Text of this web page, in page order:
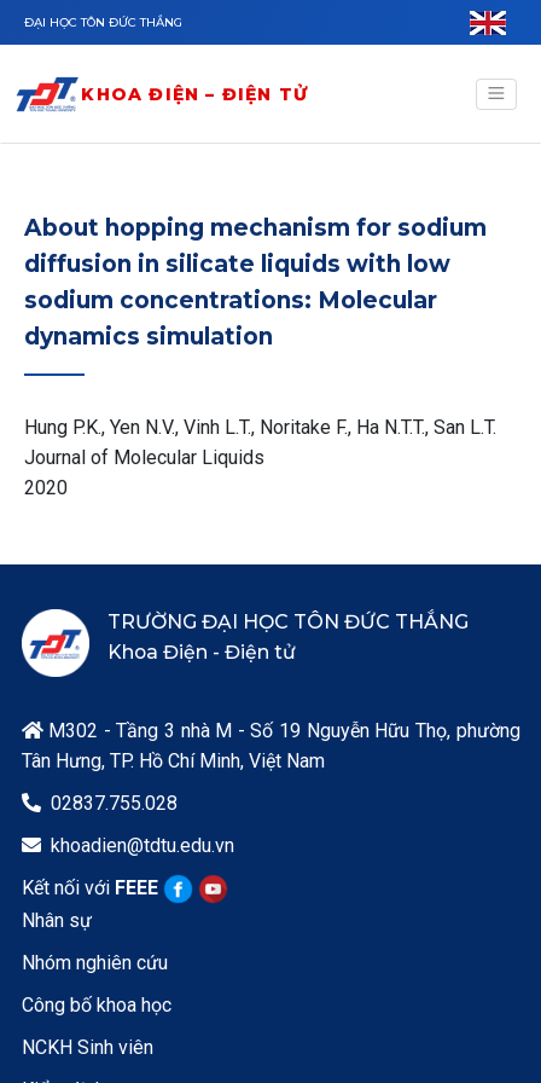
Nhảy đến nội dung
ĐẠI HỌC TÔN ĐỨC THẮNG
KHOA ĐIỆN – ĐIỆN TỬ
About hopping mechanism for sodium
diffusion in silicate liquids with low
sodium concentrations: Molecular
dynamics simulation
Hung P.K., Yen N.V., Vinh L.T., Noritake F., Ha N.T.T., San L.T.
Journal of Molecular Liquids
2020
TRƯỜNG ĐẠI HỌC TÔN ĐỨC THẮNG
Khoa Điện - Điện tử
M302 - Tầng 3 nhà M - Số 19 Nguyễn Hữu Thọ, phường
Tân Hưng, TP. Hồ Chí Minh, Việt Nam
 02837.755.028
 khoadien@tdtu.edu.vn
Kết nối với FEEE
Nhân sự
Nhóm nghiên cứu
Công bố khoa học
NCKH Sinh viên